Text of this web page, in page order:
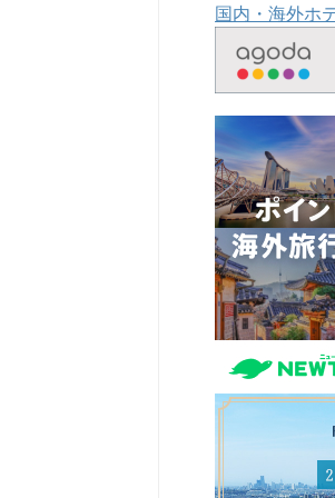
国内・海外ホ